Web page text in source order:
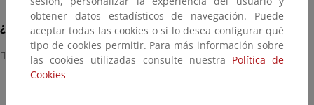
¿Dónde?
La Térmica Cultural en Ponferrada (León)
obtener datos estadísticos de navegación. Puede
aceptar todas las cookies o si lo desea configurar qué
tipo de cookies permitir. Para más información sobre
las cookies utilizadas consulte nuestra Política de
Cookies